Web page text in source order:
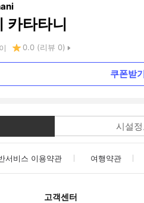
카타타니
0.0 (리뷰 0)
쿠폰받
시설
서비스 이용약관 여행약관
고객센터